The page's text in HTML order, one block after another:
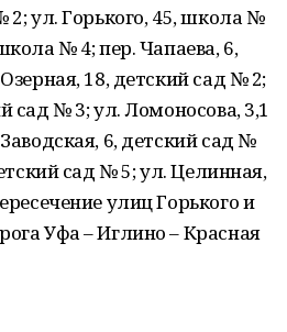
ул. Горького, 45, школа №
№ 4; пер. Чапаева, 6,
18, детский сад № 2;
сад № 3; ул. Ломоносова, 3,1
6, детский сад №
сад № 5; ул. Целинная,
улиц Горького и
Уфа – Иглино – Красная